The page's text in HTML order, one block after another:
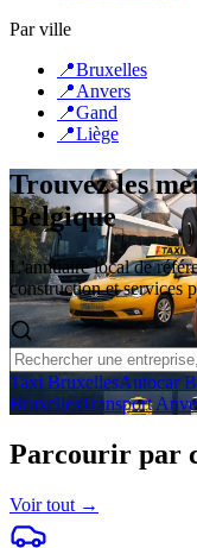
Par ville
📍Bruxelles
📍Anvers
📍Gand
📍Liège
Trouvez les
Belgique
L'annuaire local de
construction et services
Taxi BruxellesAutocar
BruxellesTransport
Parcourir par
Voir tout →